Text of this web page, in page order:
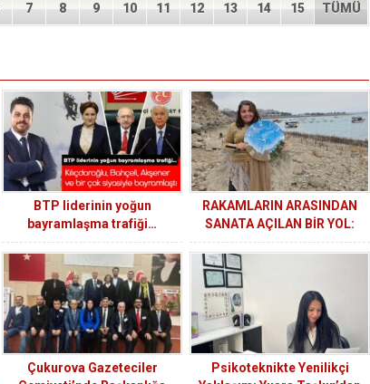
7 8 9 10 11 12 13 14 15 TÜMÜ
BTP liderinin yoğun
bayramlaşma trafiği…
RAKAMLARIN ARASINDAN
SANATA AÇILAN BİR YOL:
MALİ MÜŞAVİR ARZU KILIÇ
İLE EPOKSİ VE DENGE
Çukurova Gazeteciler
Psikoteknikte Yenilikçi